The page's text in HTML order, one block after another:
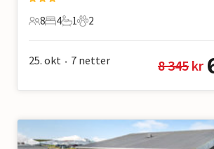
8 Gjester
8
4 Soverom
4
1 Bad
1
2 Kjæledyr
2
25. okt • 7 netter 8 345 kr